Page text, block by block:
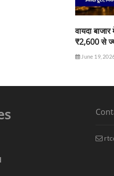
वायदा
₹2,600 से
June 19,